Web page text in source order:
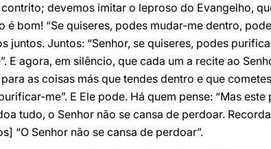
devemos imitar o leproso do Evangelho,
é bom! “Se quiseres, podes mudar-me dentro,
juntos. Juntos: “Senhor, se quiseres, podes
E agora, em silêncio, que cada um a recite ao
as coisas más que tendes dentro e que
me”. E Ele pode. Há quem pense: “Mas
tudo, o Senhor não se cansa de perdoar.
“O Senhor não se cansa de perdoar”.